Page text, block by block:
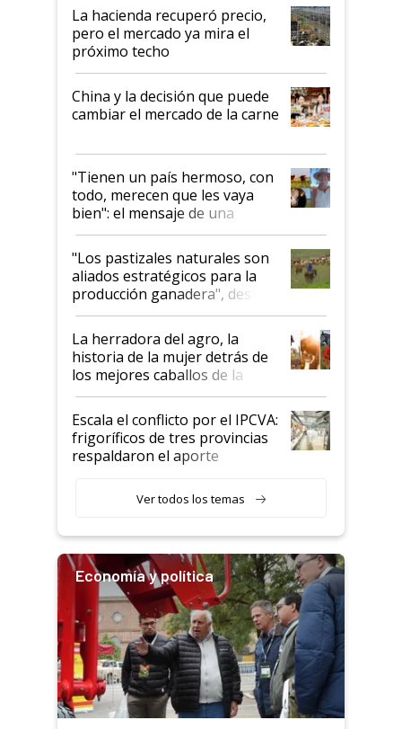
La hacienda recuperó precio,
pero el mercado ya mira el
próximo techo
China y la decisión que puede
cambiar el mercado de la carne
"Tienen un país hermoso, con
todo, merecen que les vaya
bien": el mensaje de una
ganadera uruguaya sobre las
oportunidades que se abren
para el agro en Argentina, con
foco en la carne
"Los pastizales naturales son
aliados estratégicos para la
producción ganadera", destaca
la iniciativa que ya reúne a 46
establecimientos en Argentina
La herradora del agro, la
historia de la mujer detrás de
los mejores caballos de la
Argentina y los mitos que
todavía hacen sufrir a estos
animales: "Mientras me
descalificaban, yo seguí
haciendo currículum"
Escala el conflicto por el IPCVA:
frigoríficos de tres provincias
respaldaron el aporte
Ver todos los temas
Economía y política